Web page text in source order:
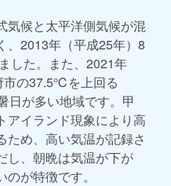
気候と太平洋側気候が混
、2013年（平成25年）8
した。また、2021年
市の37.5℃を上回る
が多い地域です。甲
アイランド現象により高
ため、高い気温が記録さ
し、朝晩は気温が下が
が特徴です。